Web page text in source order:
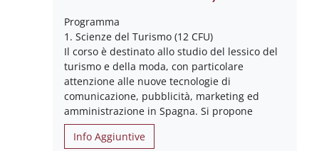
Programma
1. Scienze del Turismo (12 CFU)
Il corso è destinato allo studio del lessico del
turismo e della moda, con particolare
attenzione alle nuove tecnologie di
comunicazione, pubblicità, marketing ed
amministrazione in Spagna. Si propone
Info Aggiuntive